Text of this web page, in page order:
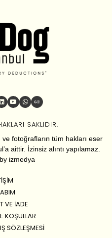
SAKLIDIR.
fotoğrafların tüm hakları eser
aittir. İzinsiz alıntı yapılamaz.
izmedya
VE İADE
KOŞULLAR
SÖZLEŞMESI